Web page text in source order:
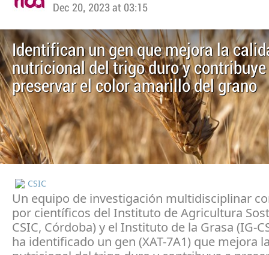
Dec 20, 2023 at 03:15
Identifican un gen que mejora la
nutricional del trigo duro y contribuye
preservar el color amarillo del grano
CSIC
Un equipo de investigación multidisciplinar
por científicos del Instituto de Agricultura
CSIC, Córdoba) y el Instituto de la Grasa (IG-
ha identificado un gen (XAT-7A1) que mejora